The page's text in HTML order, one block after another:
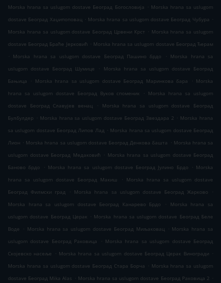
Morska hrana sa uslugom dostave Београд Богословија . Morska hrana sa uslugom
dostave Београд Хаџипоповац . Morska hrana sa uslugom dostave Београд Чубура .
Morska hrana sa uslugom dostave Београд Црвени Крст . Morska hrana sa uslugom
dostave Београд Браће Јерковић . Morska hrana sa uslugom dostave Београд Ђерам
. Morska hrana sa uslugom dostave Београд Пашино брдо . Morska hrana sa
uslugom dostave Београд Шумице
.
Morska hrana sa uslugom dostave Београд
Бањица
. Morska hrana sa uslugom dostave Београд Маринкова бара . Morska
hrana sa uslugom dostave Београд Вуков споменик
. Morska hrana sa uslugom
dostave Београд Славујев венац
.
Morska hrana sa uslugom dostave Београд
Булбулдер . Morska hrana sa uslugom dostave Београд Звездара 2 . Morska hrana
sa uslugom dostave Београд Липов Лад . Morska hrana sa uslugom dostave Београд
Лион . Morska hrana sa uslugom dostave Београд Денкова башта . Morska hrana sa
uslugom dostave Београд Медаковић . Morska hrana sa uslugom dostave Београд
Баново брдо
. Morska hrana sa uslugom dostave Београд Јулино Брдо . Morska
hrana sa uslugom dostave Београд Макиш
. Morska hrana sa uslugom dostave
Београд Филмски град
. Morska hrana sa uslugom dostave Београд Жарково
.
Morska hrana sa uslugom dostave Београд Канарево Брдо
.
Morska hrana sa
uslugom dostave Београд Церак . Morska hrana sa uslugom dostave Београд Беле
Воде
. Morska hrana sa uslugom dostave Београд Миљаковац . Morska hrana sa
uslugom dostave Београд Раковица
. Morska hrana sa uslugom dostave Београд
Скојевско насеље
. Morska hrana sa uslugom dostave Београд Церак Виногради .
Morska hrana sa uslugom dostave Београд Стара Борча . Morska hrana sa uslugom
dostave Београд Mika Alas . Morska hrana sa uslugom dostave Београд Раковица 2 .